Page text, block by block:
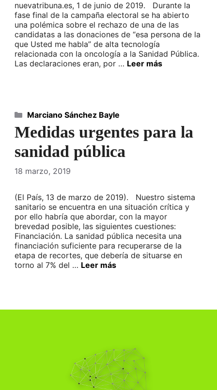
nuevatribuna.es, 1 de junio de 2019. Durante la
fase final de la campaña electoral se ha abierto
una polémica sobre el rechazo de una de las
candidatas a las donaciones de “esa persona de la
que Usted me habla” de alta tecnología
relacionada con la oncología a la Sanidad Pública.
Las declaraciones eran, por … Leer más
Medidas urgentes para la
sanidad pública
18 marzo, 2019
(El País, 13 de marzo de 2019). Nuestro sistema
sanitario se encuentra en una situación crítica y
por ello habría que abordar, con la mayor
brevedad posible, las siguientes cuestiones:
Financiación. La sanidad pública necesita una
financiación suficiente para recuperarse de la
etapa de recortes, que debería de situarse en
torno al 7% del … Leer más
Categorías
Marciano Sánchez Bayle